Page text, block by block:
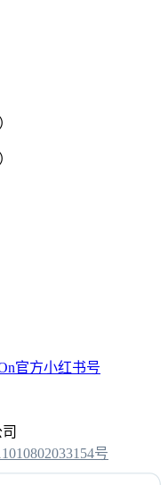
号